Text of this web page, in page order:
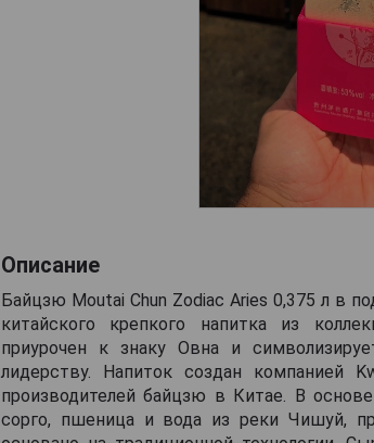
Описание
Байцзю Moutai Chun Zodiac Aries 0,375 л в
китайского крепкого напитка из
приурочен к знаку Овна и
лидерству. Напиток создан компанией
производителей байцзю в Китае. В
сорго, пшеница и вода из реки Чишуй,